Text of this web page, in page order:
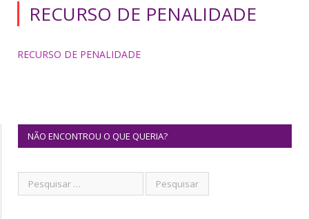
RECURSO DE PENALIDADE
RECURSO DE PENALIDADE
NÃO ENCONTROU O QUE QUERIA?